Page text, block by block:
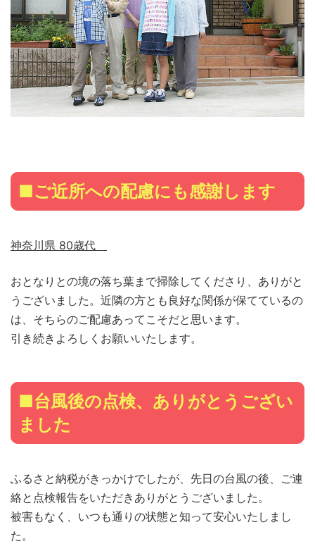
■ご近所への配慮にも感謝します
神奈川県 80歳代
おとなりとの境の落ち葉まで掃除してくださり、ありがと
うございました。近隣の方とも良好な関係が保てているの
は、そちらのご配慮あってこそだと思います。
引き続きよろしくお願いいたします。
■台風後の点検、ありがとうござい
ました
ふるさと納税がきっかけでしたが、先日の台風の後、ご連
絡と点検報告をいただきありがとうございました。
被害もなく、いつも通りの状態と知って安心いたしまし
た。